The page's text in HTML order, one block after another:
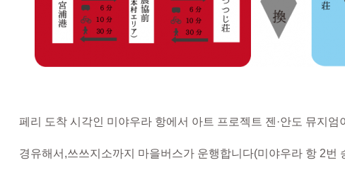
페리 도착 시각인 미야우라 항에서 아트 프로젝트 젠·안도 뮤지엄
경유해서,쓰쓰지소까지 마을버스가 운행합니다(미야우라 항 2번